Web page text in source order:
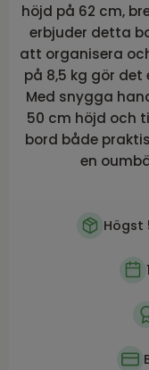
höjd på 62 cm,
erbjuder detta
att organisera
på 8,5 kg gör
Med snygga
50 cm höjd och
bord både
en
Högst